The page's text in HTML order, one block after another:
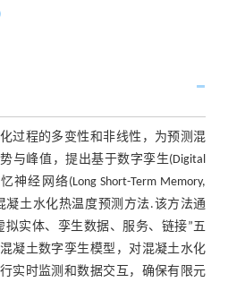
过程的多变性和非线性，为预测混
与峰值，提出基于数字孪生(Digital
神经网络(Long Short-Term Memory,
凝土水化热温度预测方法.该方法通
拟实体、孪生数据、服务、链接”五
凝土数字孪生模型，对混凝土水化
实时监测和数据交互，确保有限元